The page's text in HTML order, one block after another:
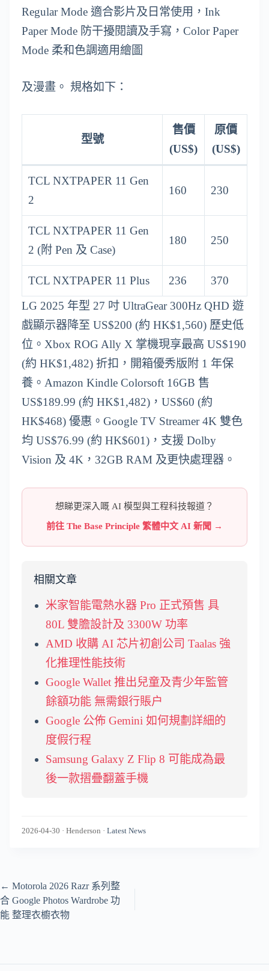
Regular Mode 適合影片及日常使用，Ink
Paper Mode 防干擾閱讀及手寫，Color Paper
Mode 柔和色調適用繪圖
及漫畫。 規格如下：
型號
售價
(US$)
原價
(US$)
TCL NXTPAPER 11 Gen
2
160 230
TCL NXTPAPER 11 Gen
2 (附 Pen 及 Case)
180 250
TCL NXTPAPER 11 Plus 236
370
LG 2025 年型 27 吋 UltraGear 300Hz QHD 遊
戲顯示器降至 US$200 (約 HK$1,560) 歷史低
位。Xbox ROG Ally X 掌機現享最高 US$190
(約 HK$1,482) 折扣，開箱優秀版附 1 年保
養。Amazon Kindle Colorsoft 16GB 售
US$189.99 (約 HK$1,482)，US$60 (約
HK$468) 優惠。Google TV Streamer 4K 雙色
均 US$76.99 (約 HK$601)，支援 Dolby
Vision 及 4K，32GB RAM 及更快處理器。
想睇更深入嘅 AI 模型與工程科技報道？
前往 The Base Principle 繁體中文 AI 新聞 →
相關文章
米家智能電熱水器 Pro 正式預售 具
80L 雙膽設計及 3300W 功率
AMD 收購 AI 芯片初創公司 Taalas 強
化推理性能技術
Google Wallet 推出兒童及青少年監管
餘額功能 無需銀行賬户
Google 公佈 Gemini 如何規劃詳細的
度假行程
Samsung Galaxy Z Flip 8 可能成為最
後一款摺疊翻蓋手機
2026-04-30 · Henderson · Latest News
← Motorola 2026 Razr 系列整
合 Google Photos Wardrobe 功
能 整理衣櫥衣物